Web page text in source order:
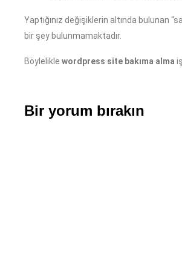
Yaptığınız değişiklerin altında bulunan
bir şey bulunmamaktadır.
Böylelikle wordpress site bakıma alma
Bir yorum bırakın